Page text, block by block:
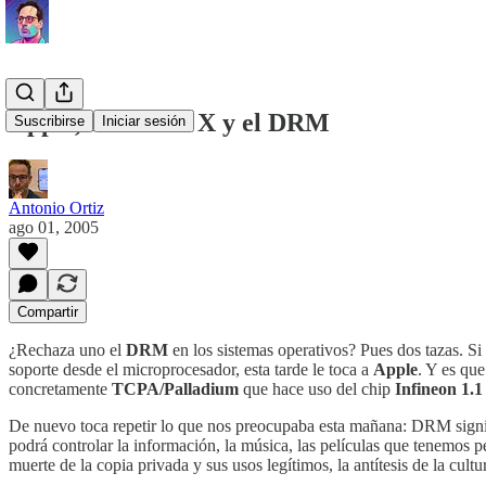
Suscribirse Iniciar sesión
Apple, MAC OS X y el DRM
Antonio Ortiz
ago 01, 2005
Compartir
¿Rechaza uno el DRM en los sistemas operativos? Pues dos tazas.
soporte desde el microprocesador, esta tarde le toca a Apple. Y es
concretamente TCPA/Palladium que hace uso del chip Infineon 1.1
De nuevo toca repetir lo que nos preocupaba esta mañana: DRM
podrá controlar la información, la música, las películas que tenemos
muerte de la copia privada y sus usos legítimos, la antítesis de la